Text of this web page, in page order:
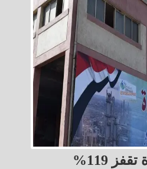
أرباح أبو قير للأسمدة تقفز 119%